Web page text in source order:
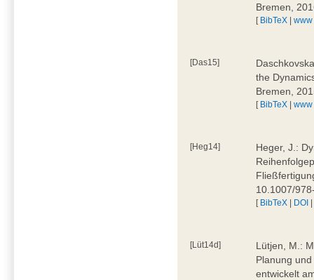
Bremen,
[ BibTeX |www
[Das15]
the
Bremen,
[ BibTeX |www
[Heg14]
Heger, J.:
10.1007/
[ BibTeX | DOI
[Lüt14d]
Lütjen, M.:
Planung
entwickelt